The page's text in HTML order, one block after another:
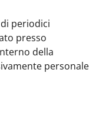
periodici
presso
della
personale